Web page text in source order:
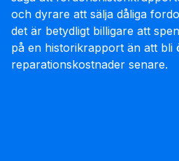
och dyrare att sälja dåliga
det är betydligt billigare att
på en historikrapport än att bli
reparationskostnader senare.